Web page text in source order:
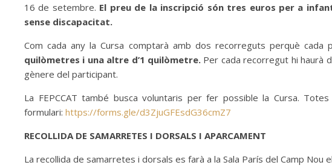
16 de setembre. El preu de la inscripció són tres euros per a
sense discapacitat.
Com cada any la Cursa comptarà amb dos recorreguts perquè cada
quilòmetres i una altre d’1 quilòmetre. Per cada recorregut hi haurà
gènere del participant.
La FEPCCAT també busca voluntaris per fer possible la Cursa.
formulari: https://forms.gle/d3ZjuGFEsdG36cmZ7
RECOLLIDA DE SAMARRETES I DORSALS I APARCAMENT
La recollida de samarretes i dorsals es farà a la Sala París del Camp Nou